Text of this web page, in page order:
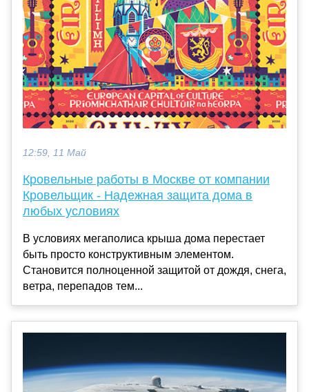
12:59, 11 Май
Кровельные работы в Москве от компании
Кровельщик - Надежная защита дома в
любых условиях
В условиях мегаполиса крыша дома перестает
быть просто конструктивным элементом.
Становится полноценной защитой от дождя, снега,
ветра, перепадов тем...